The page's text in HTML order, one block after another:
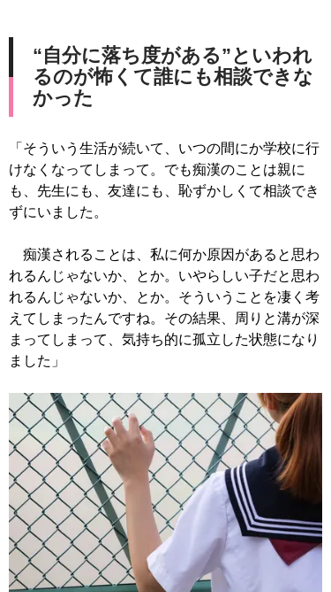
“自分に落ち度がある”といわれ
るのが怖くて誰にも相談できな
かった
「そういう生活が続いて、いつの間にか学校に行
けなくなってしまって。でも痴漢のことは親に
も、先生にも、友達にも、恥ずかしくて相談でき
ずにいました。
痴漢されることは、私に何か原因があると思わ
れるんじゃないか、とか。いやらしい子だと思わ
れるんじゃないか、とか。そういうことを凄く考
えてしまったんですね。その結果、周りと溝が深
まってしまって、気持ち的に孤立した状態になり
ました」